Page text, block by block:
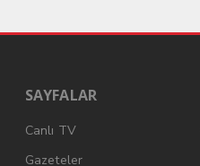
SAYFALAR
Canlı TV
Gazeteler